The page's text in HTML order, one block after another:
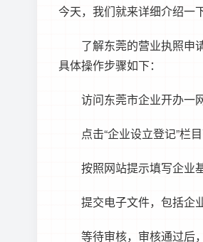
今天，我们就来详细介绍一
了解东莞的营业执照申
具体操作步骤如下：
访问东莞市企业开办一
点击“企业设立登记”栏
按照网站提示填写企业
提交电子文件，包括企
等待审核，审核通过后